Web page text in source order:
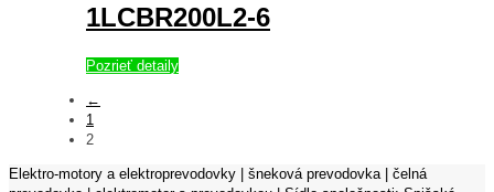
1LCBR200L2-6
Pozrieť detaily
←
1
2
Elektro-motory a elektroprevodovky | šneková prevodovka | čelná